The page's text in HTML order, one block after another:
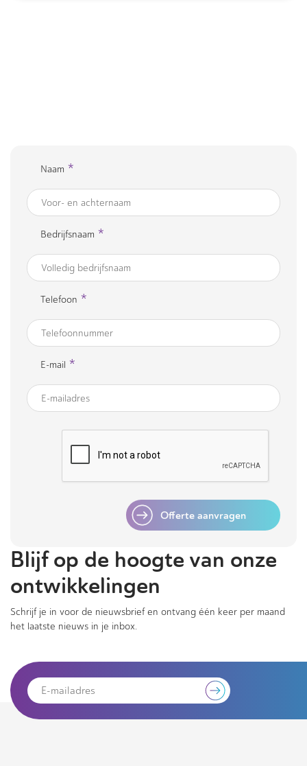
Naam *
Bedrijfsnaam *
Telefoon *
E-mail *
Offerte aanvragen
Blijf op de hoogte van onze
ontwikkelingen
Schrijf je in voor de nieuwsbrief en ontvang één keer per maand
het laatste nieuws in je inbox.